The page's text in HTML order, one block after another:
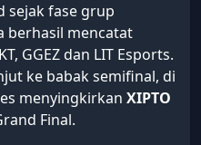
sejak fase grup
berhasil mencatat
GGEZ dan LIT Esports.
ke babak semifinal, di
menyingkirkan XIPTO
Final.